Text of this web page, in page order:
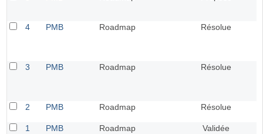
4 PMB Roadmap Résolue
3 PMB Roadmap Résolue
2 PMB Roadmap Résolue
1 PMB Roadmap Validée